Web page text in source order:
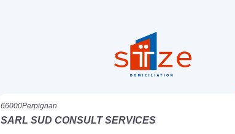
66000Perpignan
SARL SUD CONSULT SERVICES